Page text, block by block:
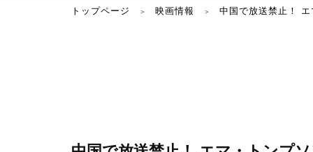
トップページ ＞ 映画情報 ＞ 中国で放送禁止！